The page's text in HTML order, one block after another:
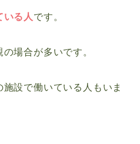
いる人 です。
場合が多いです。
設で働いている人もいま